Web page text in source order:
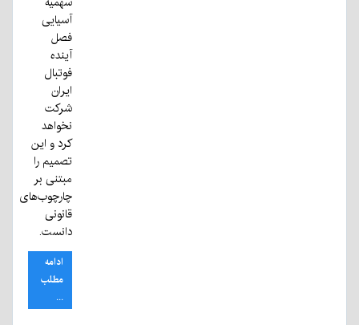
آسیایی
فصل
آینده
فوتبال
ایران
شرکت
نخواهد
کرد و این
تصمیم را
مبتنی بر
چارچوب‌های
قانونی
دانست.
ادامه
مطلب
...